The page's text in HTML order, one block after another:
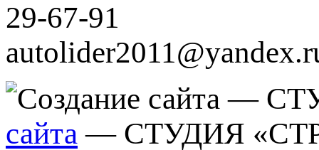
29-67-91
сайта — СТУДИЯ